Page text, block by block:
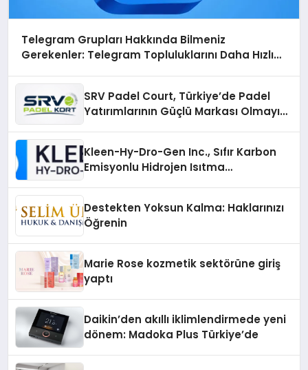
Telegram Grupları Hakkında Bilmeniz
Gerekenler: Telegram Topluluklarını Daha Hızlı
SRV Padel Court, Türkiye’de Padel
Yatırımlarının Güçlü Markası Olmayı
Kleen-Hy-Dro-Gen Inc., Sıfır Karbon
Emisyonlu Hidrojen Isıtma
Destekten Yoksun Kalma: Haklarınızı
Öğrenin
Marie Rose kozmetik sektörüne giriş
yaptı
Daikin’den akıllı iklimlendirmede yeni
dönem: Madoka Plus Türkiye’de